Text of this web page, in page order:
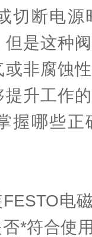
切断电源
是这种
非腐蚀
升工作
握哪些
电磁
*符合使